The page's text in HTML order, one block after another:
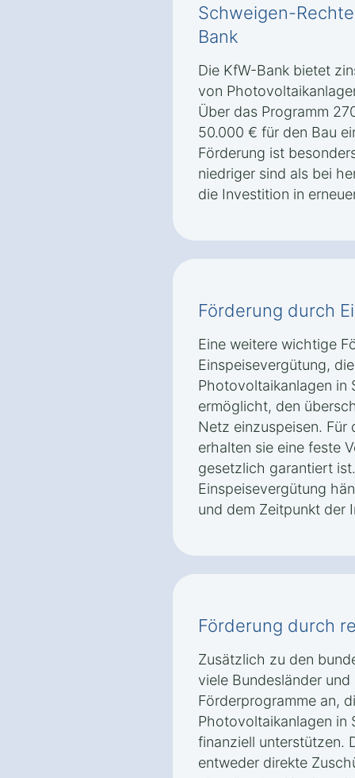
Schweigen-
Bank
Die KfW-Bank bietet
von
Über das Programm
50.000 € für den Bau
Förderung ist
niedriger sind als bei
die Investition in
Förderung durch
Eine weitere wichtige
Einspeisevergütung,
Photovoltaikanlagen in
ermöglicht, den
Netz einzuspeisen. Für
erhalten sie eine feste
gesetzlich garantiert
Einspeisevergütung
und dem Zeitpunkt der
Förderung durch
Zusätzlich zu den
viele Bundesländer
Förderprogramme an,
Photovoltaikanlagen in
finanziell unterstützen.
entweder direkte